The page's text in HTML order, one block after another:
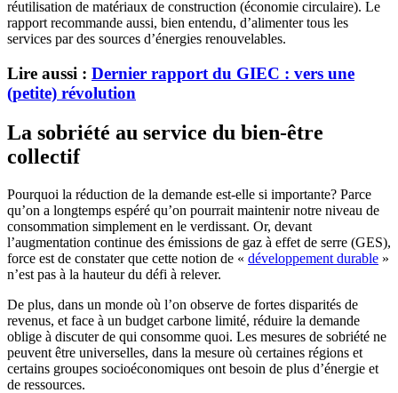
réutilisation de matériaux de construction (économie circulaire). Le
rapport recommande aussi, bien entendu, d’alimenter tous les
services par des sources d’énergies renouvelables.
Lire aussi : Dernier rapport du GIEC : vers une
(petite) révolution
La sobriété au service du bien-être
collectif
Pourquoi la réduction de la demande est-elle si importante? Parce
qu’on a longtemps espéré qu’on pourrait maintenir notre niveau de
consommation simplement en le verdissant. Or, devant
l’augmentation continue des émissions de gaz à effet de serre (GES),
force est de constater que cette notion de « développement durable »
n’est pas à la hauteur du défi à relever.
De plus, dans un monde où l’on observe de fortes disparités de
revenus, et face à un budget carbone limité, réduire la demande
oblige à discuter de qui consomme quoi. Les mesures de sobriété ne
peuvent être universelles, dans la mesure où certaines régions et
certains groupes socioéconomiques ont besoin de plus d’énergie et
de ressources.